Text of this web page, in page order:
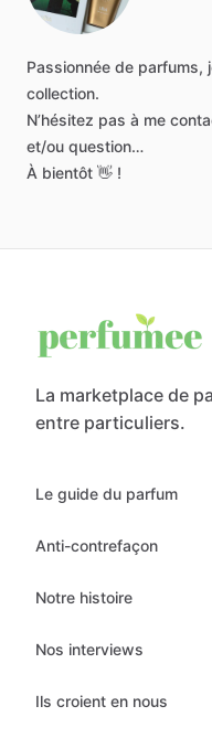
Passionnée de parfums,
collection.
N’hésitez pas à me
et​/​ou question…
À bientôt 👋 !
La marketplace de
entre particuliers.
Le guide du parfum
Anti-contrefaçon
Notre histoire
Nos interviews
Ils croient en nous